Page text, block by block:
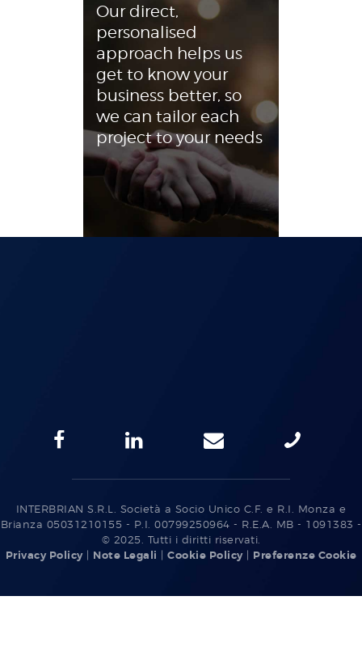
Our direct,
personalised
approach helps us
get to know your
business better, so
we can tailor each
project to your needs
INTERBRIAN S.R.L. Società a Socio Unico C.F. e R.I. Monza e
Brianza 05031210155 - P.I. 00799250964 - R.E.A. MB - 1091383 -
© 2025. Tutti i diritti riservati.
Privacy Policy| Note Legali | Cookie Policy| Preferenze Cookie